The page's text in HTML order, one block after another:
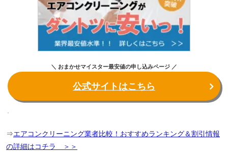
＼ おまかせマイスター最安値の申し込みページ ／
公式サイトはこちら
⇒エアコンクリーニング業者比較！おすすめランキング＆割引情報
の詳細はコチラ ＞＞